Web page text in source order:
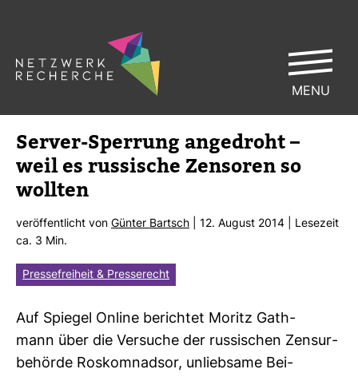
Server-​Sper­rung ange­droht –
weil es rus­si­sche Zen­soren so
wollten
ver­öf­fent­licht von Günter Bartsch | 12. August 2014 | Lese­zeit
ca. 3 Min.
Pressefreiheit & Presserecht
Auf Spiegel Online berichtet Moritz Gath­
mann über die Ver­suche der rus­si­schen Zen­sur­
be­hörde Rosk­om­nadsor, unlieb­same Bei­
MENU